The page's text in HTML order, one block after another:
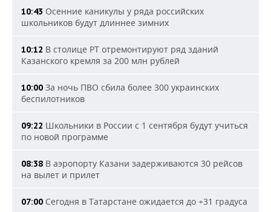
10:43 Осенние каникулы у ряда российских
школьников будут длиннее зимних
10:12 В столице РТ отремонтируют ряд зданий
Казанского кремля за 200 млн рублей
10:00 За ночь ПВО сбила более 300 украинских
беспилотников
09:22 Школьники в России с 1 сентября будут учиться
по новой программе
08:38 В аэропорту Казани задерживаются 30 рейсов
на вылет и прилет
07:00 Сегодня в Татарстане ожидается до +31 градуса